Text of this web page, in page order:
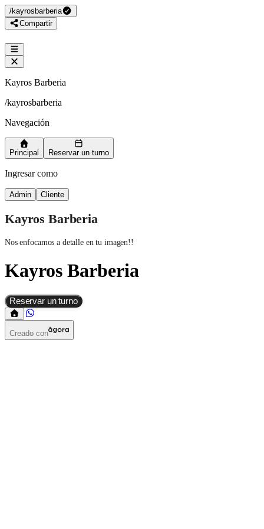
/kayrosbarberia
Compartir
Kayros Barberia
/kayrosbarberia
Navegación
Principal Reservar un turno
Ingresar como
Admin Cliente
Kayros Barberia
Nos enfocamos a detalle en tu imagen!!
Kayros Barberia
Reservar un turno
Creado con